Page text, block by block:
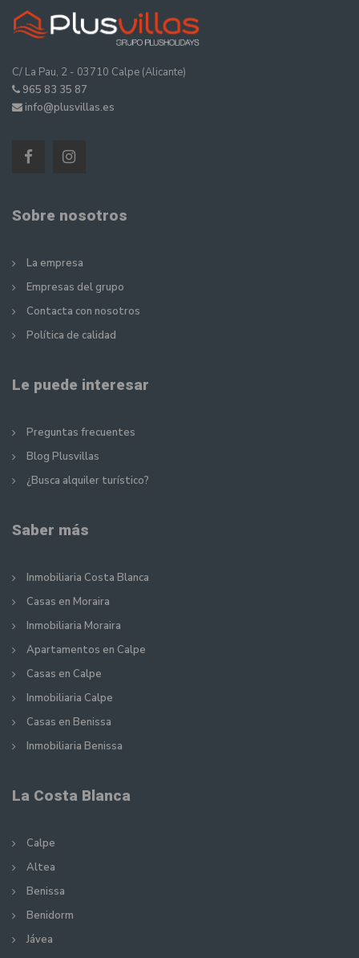
C/ La Pau, 2 - 03710 Calpe (Alicante)
965 83 35 87
info@plusvillas.es
Sobre nosotros
La empresa
Empresas del grupo
Contacta con nosotros
Política de calidad
Le puede interesar
Preguntas frecuentes
Blog Plusvillas
¿Busca alquiler turístico?
Saber más
Inmobiliaria Costa Blanca
Casas en Moraira
Inmobiliaria Moraira
Apartamentos en Calpe
Casas en Calpe
Inmobiliaria Calpe
Casas en Benissa
Inmobiliaria Benissa
La Costa Blanca
Calpe
Altea
Benissa
Benidorm
Jávea